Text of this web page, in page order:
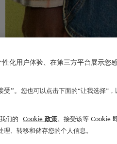
化用户体验、在第三方平台展示您
”。 您也可以点击下面的“让我选择”
们的 Cookie 政策。接受该等 Cookie
、转移和储存您的个人信息。